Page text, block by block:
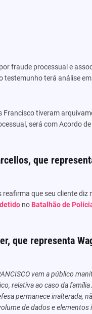
fraude processual e
testemunho terá análise
Francisco tiveram
será com Acordo
que
que seu cliente
detidono Batalhão de
que representa
vem a público
relativa ao caso da
permanece inalterada,
de dados e